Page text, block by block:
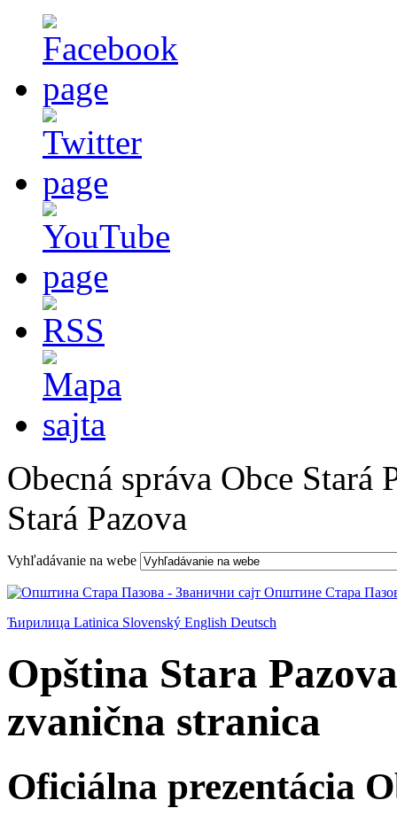
Obecná správa Obce Stará
Stará Pazova
Vyhľadávanie na webe
Ћирилица Latinica Slovenský English Deutsch
Opština Stara
zvanična stranica
Oficiálna prezentácia